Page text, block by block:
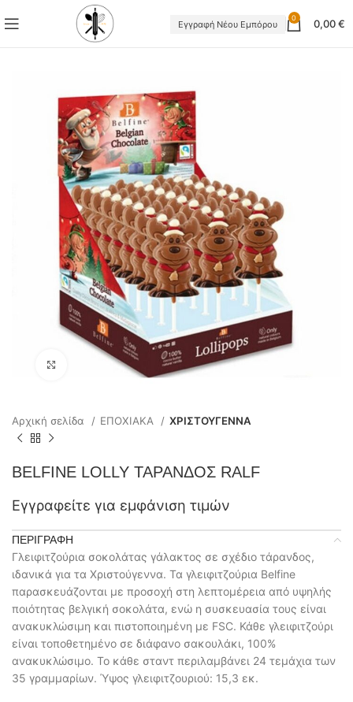
Εγγραφή Νέου Εμπόρου
0 0,00€
Click to enlarge
Αρχική σελίδα ΕΠΟΧΙΑΚΑ ΧΡΙΣΤΟΥΓΕΝΝΑ
BELFINE LOLLY ΤΑΡΑΝΔΟΣ RALF
Εγγραφείτε για εμφάνιση τιμών
ΠΕΡΙΓΡΑΦΉ
Γλειφιτζούρια σοκολάτας γάλακτος σε σχέδιο τάρανδος,
ιδανικά για τα Χριστούγεννα. Τα γλειφιτζούρια Belfine
παρασκευάζονται με προσοχή στη λεπτομέρεια από υψηλής
ποιότητας βελγική σοκολάτα, ενώ η συσκευασία τους είναι
ανακυκλώσιμη και πιστοποιημένη με FSC. Κάθε γλειφιτζούρι
είναι τοποθετημένο σε διάφανο σακουλάκι, 100%
ανακυκλώσιμο. Το κάθε σταντ περιλαμβάνει 24 τεμάχια των
35 γραμμαρίων. Ύψος γλειφιτζουριού: 15,3 εκ.